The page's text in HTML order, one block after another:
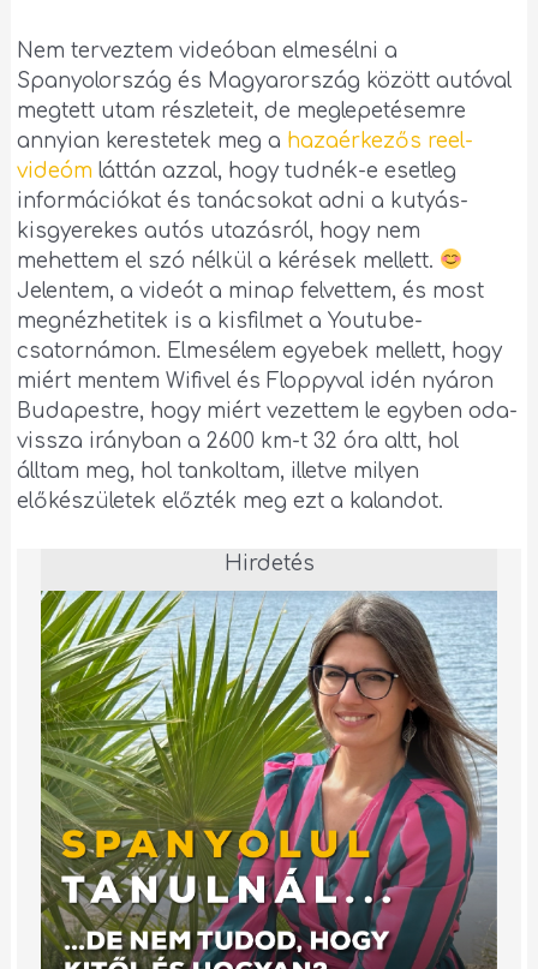
Nem terveztem videóban elmesélni a
Spanyolország és Magyarország között autóval
megtett utam részleteit, de meglepetésemre
annyian kerestetek meg a hazaérkezős reel-
videóm láttán azzal, hogy tudnék-e esetleg
információkat és tanácsokat adni a kutyás-
kisgyerekes autós utazásról, hogy nem
mehettem el szó nélkül a kérések mellett.
Jelentem, a videót a minap felvettem, és most
megnézhetitek is a kisfilmet a Youtube-
csatornámon. Elmesélem egyebek mellett, hogy
miért mentem Wifivel és Floppyval idén nyáron
Budapestre, hogy miért vezettem le egyben oda-
vissza irányban a 2600 km-t 32 óra altt, hol
álltam meg, hol tankoltam, illetve milyen
előkészületek előzték meg ezt a kalandot.
Hirdetés